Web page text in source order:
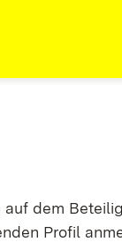
dem
Profil